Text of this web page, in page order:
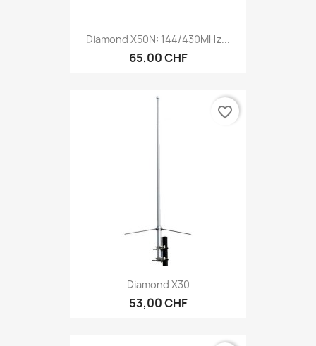
Diamond X50N: 144/430MHz...
65,00 CHF
Diamond X30
53,00 CHF
favorite_border